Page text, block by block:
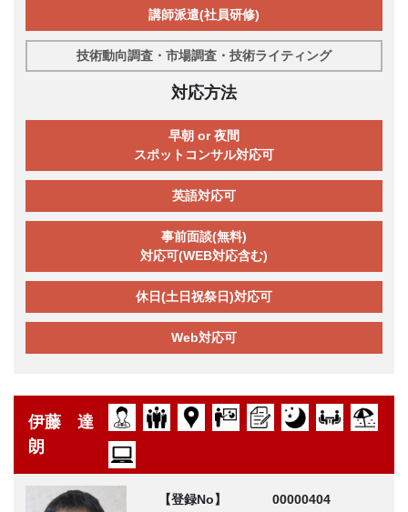
講師派遣(社員研修)
技術動向調査・市場調査・技術ライティング
対応方法
早朝 or 夜間
スポットコンサル対応可
英語対応可
事前面談(無料)
対応可(WEB対応含む)
休日(土日祝祭日)対応可
Web対応可
伊藤 達
朗
【登録No】 00000404